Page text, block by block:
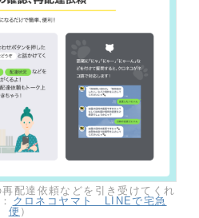
配達依頼などを引き受けてくれ
クロネコヤマト LINEで宅急
便 ）